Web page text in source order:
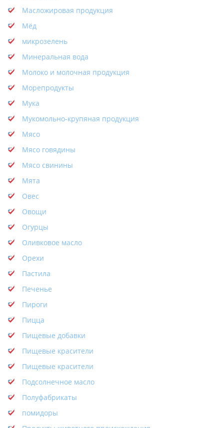
Масложировая продукция
Мёд
микрозелень
Минеральная вода
Молоко и молочная продукция
Морепродукты
Мука
Мукомольно-крупяная продукция
Мясо
Мясо говядины
Мясо свинины
Мята
Овес
Овощи
Огурцы
Оливковое масло
Орехи
Пастила
Печенье
Пироги
Пицца
Пищевые добавки
Пищевые красители
Пищевые красители
Подсолнечное масло
Полуфабрикаты
помидоры